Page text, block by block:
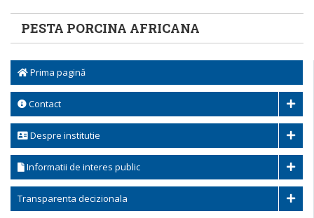
PESTA PORCINA AFRICANA
Prima pagină
Contact
Despre institutie
Informatii de interes public
Transparenta decizionala